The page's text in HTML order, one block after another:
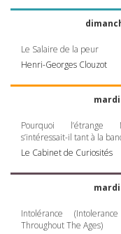
Le Salaire de la peur
Henri-Georges Clouzot
mardi
Pourquoi l’étrange
s’intéressait-il tant à la
Le Cabinet de Curiosités
mardi
Intolérance
Throughout The Ages)